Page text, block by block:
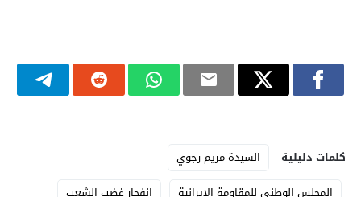
كلمات دليلية
السيدة مريم رجوي
المجلس الوطني للمقاومة الإيرانية
انفجار غضب الشعب